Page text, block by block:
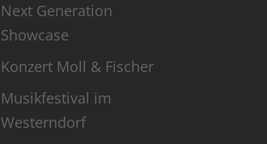
Next Generation
Showcase
Konzert Moll & Fischer
Musikfestival im
Westerndorf